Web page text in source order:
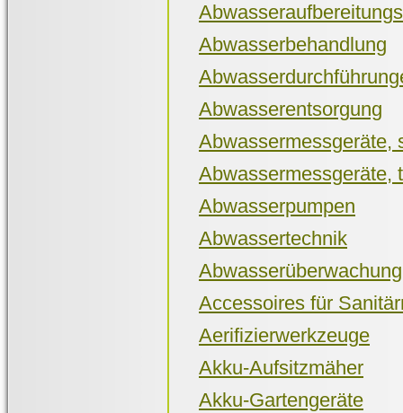
Abwasserbehandlung
Abwasserentsorgung
Abwassermessgeräte,
Abwassermessgeräte,
Abwasserpumpen
Abwassertechnik
Abwasserüberwachung
Accessoires für
Aerifizierwerkzeuge
Akku-Aufsitzmäher
Akku-Gartengeräte